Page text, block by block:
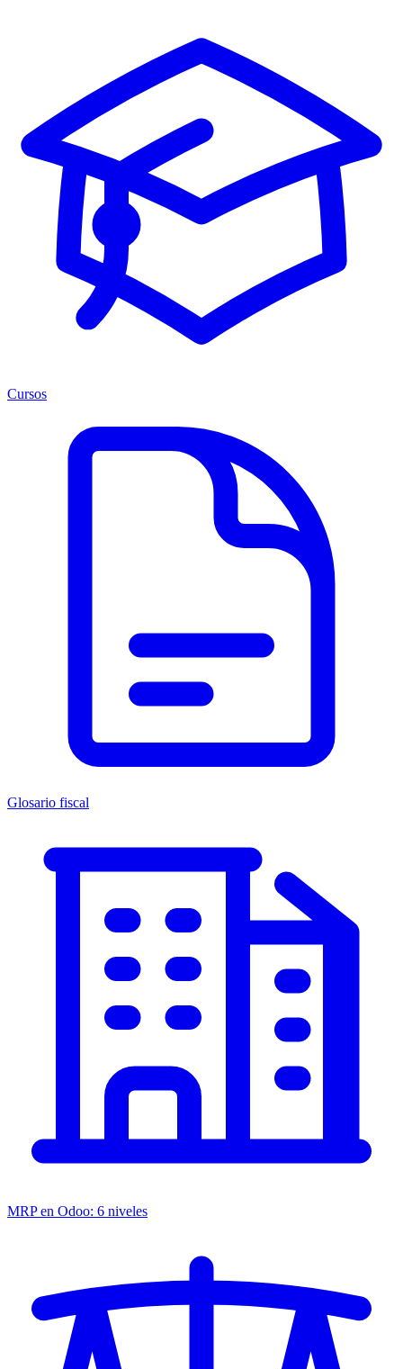
Cursos
Glosario fiscal
MRP en Odoo: 6 niveles